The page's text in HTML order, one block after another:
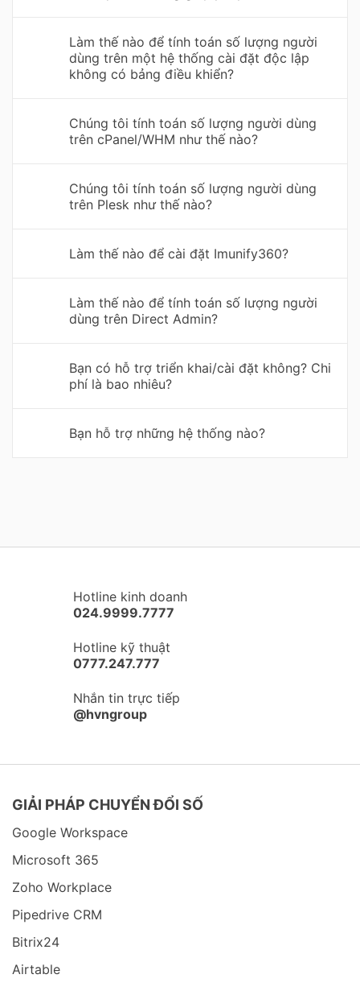
Làm thế nào để tính toán số lượng người
dùng trên một hệ thống cài đặt độc lập
không có bảng điều khiển?
Chúng tôi tính toán số lượng người dùng
trên cPanel/WHM như thế nào?
Chúng tôi tính toán số lượng người dùng
trên Plesk như thế nào?
Làm thế nào để cài đặt Imunify360?
Làm thế nào để tính toán số lượng người
dùng trên Direct Admin?
Bạn có hỗ trợ triển khai/cài đặt không? Chi
phí là bao nhiêu?
Bạn hỗ trợ những hệ thống nào?
Hotline kinh doanh
024.9999.7777
Hotline kỹ thuật
0777.247.777
Nhắn tin trực tiếp
@hvngroup
GIẢI PHÁP CHUYỂN ĐỔI SỐ
Google Workspace
Microsoft 365
Zoho Workplace
Pipedrive CRM
Bitrix24
Airtable